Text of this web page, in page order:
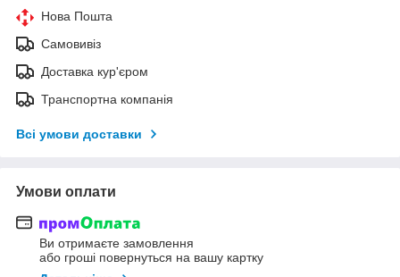
Нова Пошта
Самовивіз
Доставка кур'єром
Транспортна компанія
Всі умови доставки
Умови оплати
Ви отримаєте замовлення
або гроші повернуться на вашу картку